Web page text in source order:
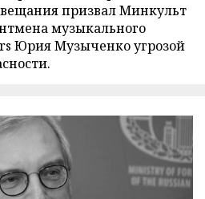
призвал Минкульт
музыкального
Юрия Музыченко угрозой